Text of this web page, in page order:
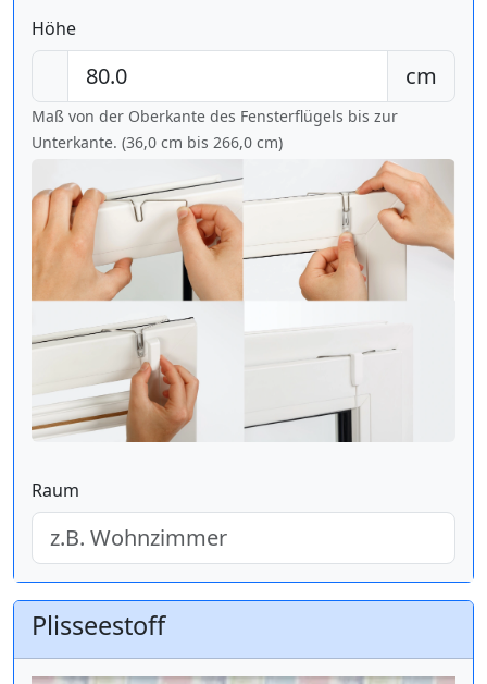
Höhe
cm
Maß von der Oberkante des Fensterflügels bis zur
Unterkante. (36,0 cm bis 266,0 cm)
Raum
Plisseestoff